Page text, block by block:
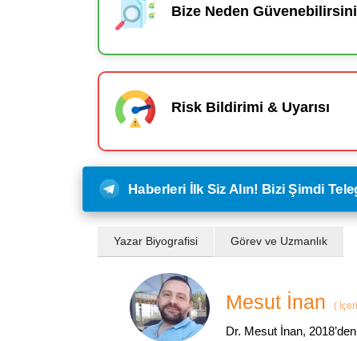
Bize Neden
Risk Bildirimi & Uyarısı
Haberleri İlk Siz Alın! Bizi Şimdi
Yazar Biyografisi Görev ve Uzmanlık
Mesut İnan (
Dr. Mesut İnan,